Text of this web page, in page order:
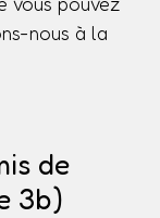
nous à la
de
3b)